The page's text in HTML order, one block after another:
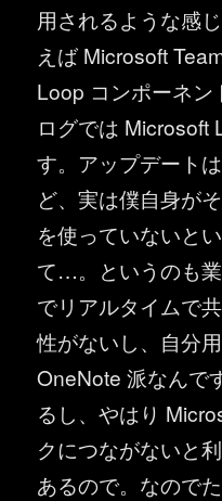
用されるような感
えば Microsoft
Loop コンポーネ
ログでは Microsoft
す。アップデート
ど、実は僕自身が
を使っていないと
て…。というのも
でリアルタイムで
性がないし、自分
OneNote 派なんで
るし、やはり
クにつながないと
あるので。なので